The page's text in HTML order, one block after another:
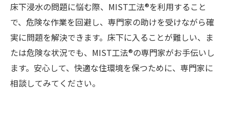
床下浸水の問題に悩む際、MIST工法®を利用すること
で、危険な作業を回避し、専門家の助けを受けながら確
実に問題を解決できます。床下に入ることが難しい、ま
たは危険な状況でも、MIST工法®の専門家がお手伝いし
ます。安心して、快適な住環境を保つために、専門家に
相談してみてください。